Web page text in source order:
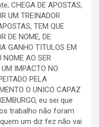
CHEGA DE APOSTAS,
UM TREINADOR
TEM QUE
DE NOME, DE
GANHO TITULOS EM
NOME AO SER
IMPACTO NO
PELA
O UNICO CAPAZ
eu sei que
trabalho não foram
um diz fez não vai